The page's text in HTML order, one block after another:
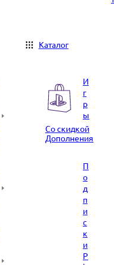
Каталог
И
г
р
ы
Со скидкой
Дополнения
П
о
д
п
и
с
к
и
P